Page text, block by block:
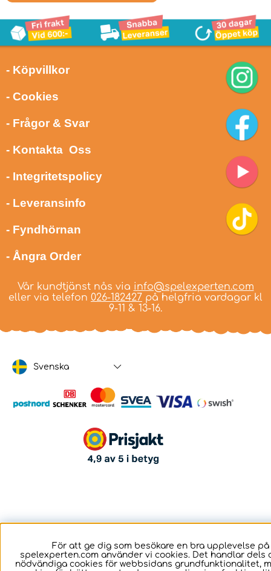
- Köpvillkor
- Cookies
- Frågor & Svar
- Kontakta Oss
- Integritetspolicy
- Leveransinfo
- Fyndhörnan
- Ångra Order
Vår kundtjänst nås via info@spelexperten.com
eller via telefon 026-182427 på helgfria vardagar kl
9-11 & 13-16.
Svenska
För att ge dig som besökare en bra upplevelse på
spelexperten.com använder vi cookies. Det handlar dels
nödvändiga cookies för webbsidans grundfunktionalitet,